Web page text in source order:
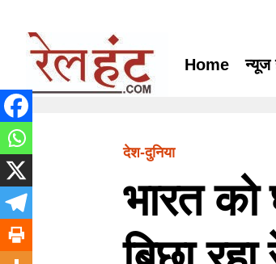
Home न्यूज
देश-दुनिया
भारत को